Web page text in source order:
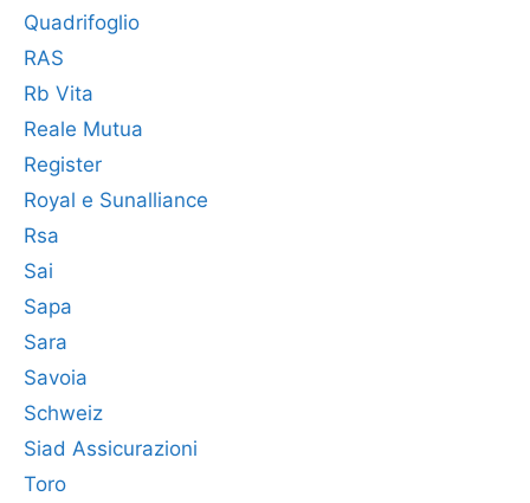
Quadrifoglio
RAS
Rb Vita
Reale Mutua
Register
Royal e Sunalliance
Rsa
Sai
Sapa
Sara
Savoia
Schweiz
Siad Assicurazioni
Toro